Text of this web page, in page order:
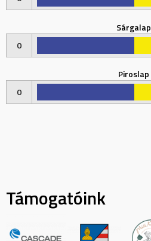
Sárgalap
0
Piroslap
0
Támogatóink